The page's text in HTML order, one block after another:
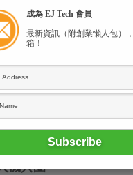
開發一種靜音無
能在多旋翼及固定
6公斤貨物。
阿里巴巴買入全部
航線，即日起將
分鐘，縮短至約
機兵團
成為 EJ Tech 會員
最新資訊（附創業懶人包）
箱！